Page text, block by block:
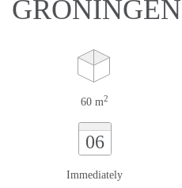
GRONINGEN
60 m2
06
Immediately